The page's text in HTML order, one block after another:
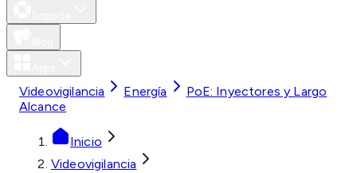
Videovigilancia Energía
PoE: Inyectores y Largo
Alcance
Inicio
Videovigilancia